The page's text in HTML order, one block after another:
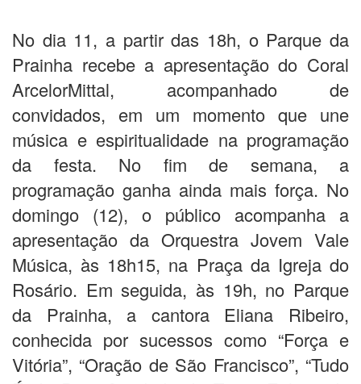
No dia 11, a partir das 18h, o Parque da
Prainha recebe a apresentação do Coral
ArcelorMittal, acompanhado de
convidados, em um momento que une
música e espiritualidade na programação
da festa. No fim de semana, a
programação ganha ainda mais força. No
domingo (12), o público acompanha a
apresentação da Orquestra Jovem Vale
Música, às 18h15, na Praça da Igreja do
Rosário. Em seguida, às 19h, no Parque
da Prainha, a cantora Eliana Ribeiro,
conhecida por sucessos como “Força e
Vitória”, “Oração de São Francisco”, “Tudo